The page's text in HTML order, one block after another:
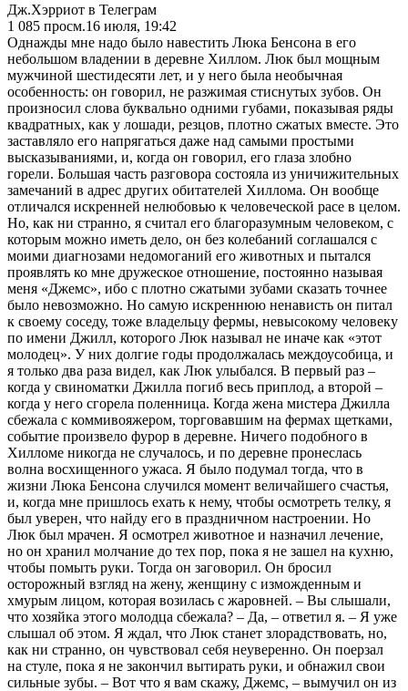
Дж.Хэрриот в Телеграм
1 085 просм.16 июля, 19:42
Однажды мне надо было навестить Люка Бенсона в его
небольшом владении в деревне Хиллом. Люк был мощным
мужчиной шестидесяти лет, и у него была необычная
особенность: он говорил, не разжимая стиснутых зубов. Он
произносил слова буквально одними губами, показывая ряды
квадратных, как у лошади, резцов, плотно сжатых вместе. Это
заставляло его напрягаться даже над самыми простыми
высказываниями, и, когда он говорил, его глаза злобно
горели. Большая часть разговора состояла из уничижительных
замечаний в адрес других обитателей Хиллома. Он вообще
отличался искренней нелюбовью к человеческой расе в целом.
Но, как ни странно, я считал его благоразумным человеком, с
которым можно иметь дело, он без колебаний соглашался с
моими диагнозами недомоганий его животных и пытался
проявлять ко мне дружеское отношение, постоянно называя
меня «Джемс», ибо с плотно сжатыми зубами сказать точнее
было невозможно. Но самую искреннюю ненависть он питал
к своему соседу, тоже владельцу фермы, невысокому человеку
по имени Джилл, которого Люк называл не иначе как «этот
молодец». У них долгие годы продолжалась междоусобица, и
я только два раза видел, как Люк улыбался. В первый раз –
когда у свиноматки Джилла погиб весь приплод, а второй –
когда у него сгорела поленница. Когда жена мистера Джилла
сбежала с коммивояжером, торговавшим на фермах щетками,
событие произвело фурор в деревне. Ничего подобного в
Хилломе никогда не случалось, и по деревне пронеслась
волна восхищенного ужаса. Я было подумал тогда, что в
жизни Люка Бенсона случился момент величайшего счастья,
и, когда мне пришлось ехать к нему, чтобы осмотреть телку, я
был уверен, что найду его в праздничном настроении. Но
Люк был мрачен. Я осмотрел животное и назначил лечение,
но он хранил молчание до тех пор, пока я не зашел на кухню,
чтобы помыть руки. Тогда он заговорил. Он бросил
осторожный взгляд на жену, женщину с изможденным и
хмурым лицом, которая возилась с жаровней. – Вы слышали,
что хозяйка этого молодца сбежала? – Да, – ответил я. – Я уже
слышал об этом. Я ждал, что Люк станет злорадствовать, но,
как ни странно, он чувствовал себя неуверенно. Он поерзал
на стуле, пока я не закончил вытирать руки, и обнажил свои
сильные зубы. – Вот что я вам скажу, Джемс, – вымучил он из